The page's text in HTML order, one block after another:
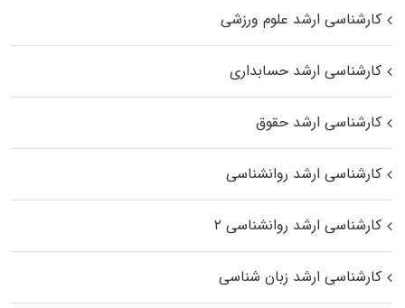
کارشناسی ارشد علوم ورزشی
کارشناسی ارشد حسابداری
کارشناسی ارشد حقوق
کارشناسی ارشد روانشناسی
کارشناسی ارشد روانشناسی ۲
کارشناسی ارشد زبان شناسی